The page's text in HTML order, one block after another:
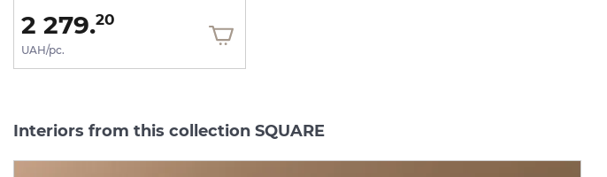
2 279.20
UAH/pc.
Interiors from this collection SQUARE